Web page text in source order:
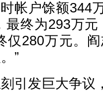
帐户馀额344
最终为293万
仅280万元。
”
引发巨大争议